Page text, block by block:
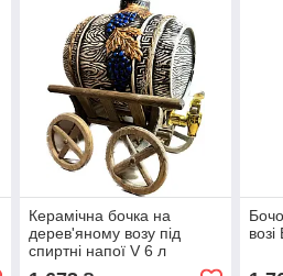
Керамічна бочка на
дерев'яному возу під
спиртні напої V 6 л